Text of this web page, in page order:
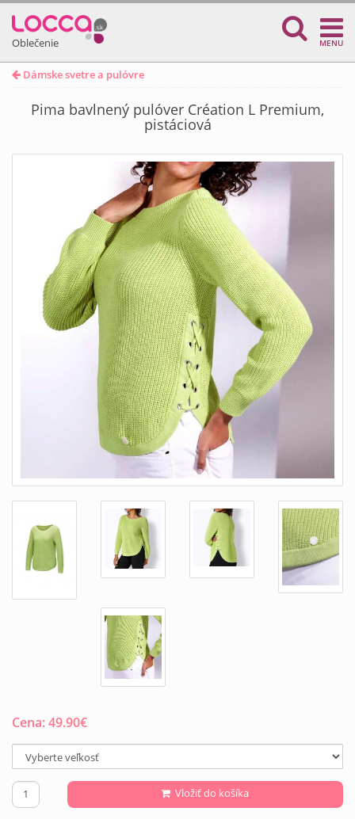
Oblečenie MENU
Dámske svetre a pulóvre
Pima bavlnený pulóver Création L Premium,
pistáciová
Cena:49.90€
Vložiť do košíka